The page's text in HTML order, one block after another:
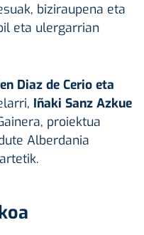
biziraupena eta
eta ulergarrian
Diaz de Cerio eta
Iñaki Sanz Azkue
proiektua
Alberdania